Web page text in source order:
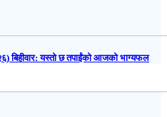
यस्तो छ तपाईंको आजको भाग्यफल